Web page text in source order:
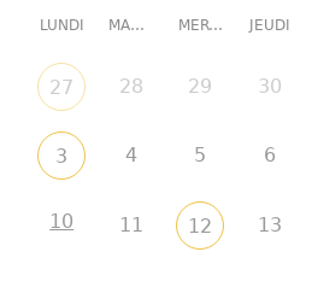
LUNDI MARDI MERCREDI JEUDI
27 28 29 30
3 4 5 6
10 11 12 13